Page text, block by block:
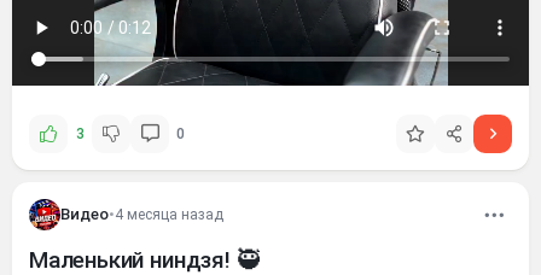
3 0
Видео•4 месяца назад
Маленький ниндзя! 🥷